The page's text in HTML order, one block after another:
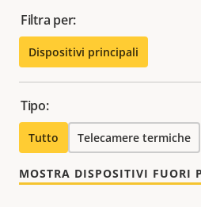
Filtra per:
Dispositivi principali
Tipo:
Tutto Telecamere termiche
MOSTRA DISPOSITIVI FUORI